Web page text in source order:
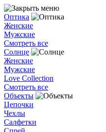
Оптика
Женские
Мужские
Смотреть все
Солнце
Женские
Мужские
Love Collection
Смотреть все
Объекты
Цепочки
Чехлы
Салфетки